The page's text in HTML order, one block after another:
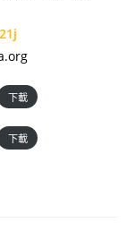
下載
下載